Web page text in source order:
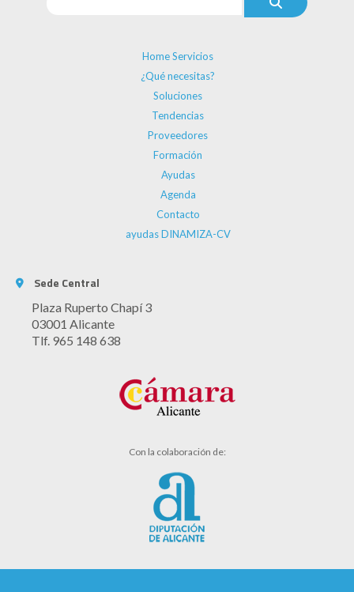
Home Servicios
¿Qué necesitas?
Soluciones
Tendencias
Proveedores
Formación
Ayudas
Agenda
Contacto
ayudas DINAMIZA-CV
Sede Central
Plaza Ruperto Chapí 3
03001 Alicante
Tlf. 965 148 638
Con la colaboración de: